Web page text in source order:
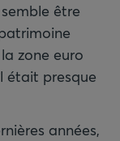
être
zone euro
était presque
années,